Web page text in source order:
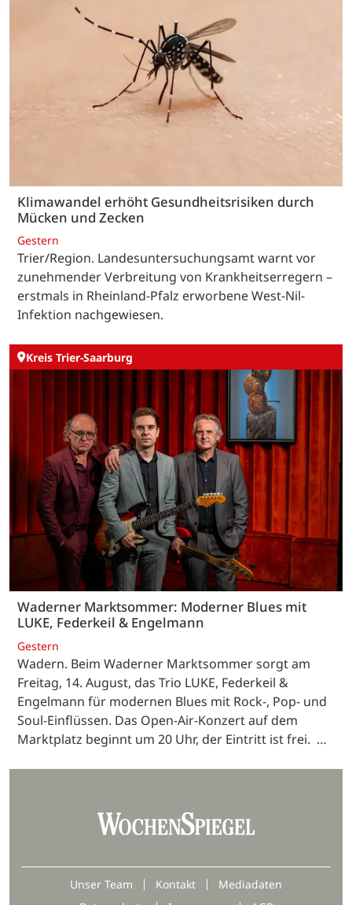
Klimawandel erhöht Gesundheitsrisiken durch
Mücken und Zecken
Gestern
Trier/Region. Landesuntersuchungsamt warnt vor
zunehmender Verbreitung von Krankheitserregern –
erstmals in Rheinland-Pfalz erworbene West-Nil-
Infektion nachgewiesen.
Kreis Trier-Saarburg
Waderner Marktsommer: Moderner Blues mit
LUKE, Federkeil & Engelmann
Gestern
Wadern. Beim Waderner Marktsommer sorgt am
Freitag, 14. August, das Trio LUKE, Federkeil &
Engelmann für modernen Blues mit Rock-, Pop- und
Soul-Einflüssen. Das Open-Air-Konzert auf dem
Marktplatz beginnt um 20 Uhr, der Eintritt ist frei. …
Unser Team Kontakt
Mediadaten